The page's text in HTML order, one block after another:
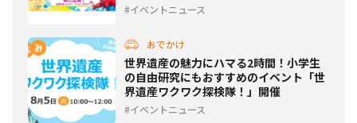
イベントニュース
おでかけ
世界遺産の魅力にハマる2時間！小学生
の自由研究にもおすすめのイベント「世
界遺産ワクワク探検隊！」開催
イベントニュース